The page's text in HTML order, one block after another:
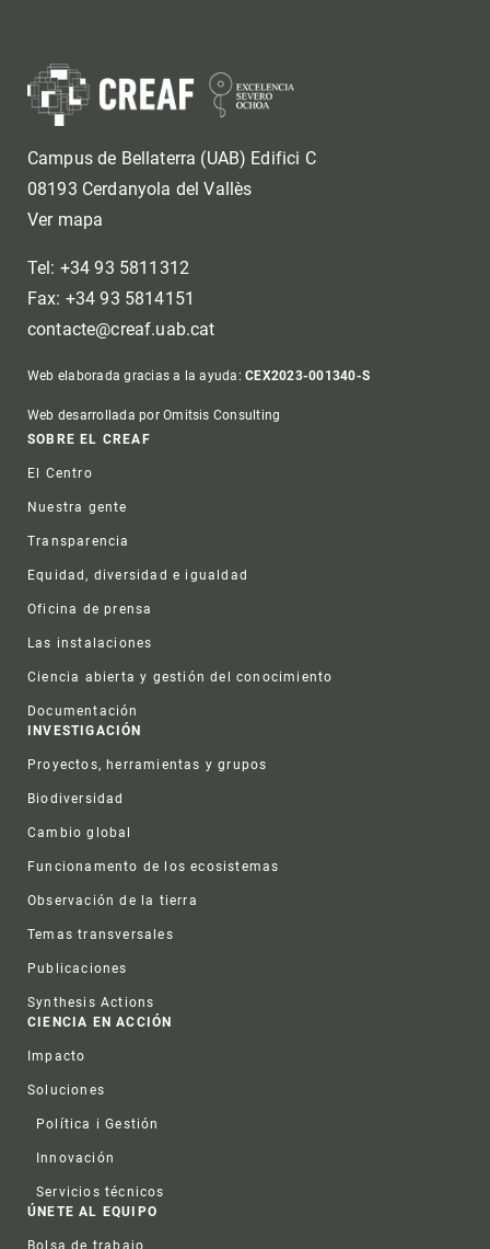
Campus de Bellaterra (UAB) Edifici C
08193 Cerdanyola del Vallès
Ver mapa
Tel: +34 93 5811312
Fax: +34 93 5814151
contacte@creaf.uab.cat
Web elaborada gracias a la ayuda:CEX2023-001340-S
Web desarrollada por Omitsis Consulting
Footer
SOBRE EL CREAF
El Centro
Nuestra gente
Transparencia
Equidad, diversidad e igualdad
Oficina de prensa
Las instalaciones
Ciencia abierta y gestión del conocimiento
Documentación
INVESTIGACIÓN
Proyectos, herramientas y grupos
Biodiversidad
Cambio global
Funcionamento de los ecosistemas
Observación de la tierra
Temas transversales
Publicaciones
Synthesis Actions
CIENCIA EN ACCIÓN
Impacto
Soluciones
Política i Gestión
Innovación
Servicios técnicos
ÚNETE AL EQUIPO
Bolsa de trabajo